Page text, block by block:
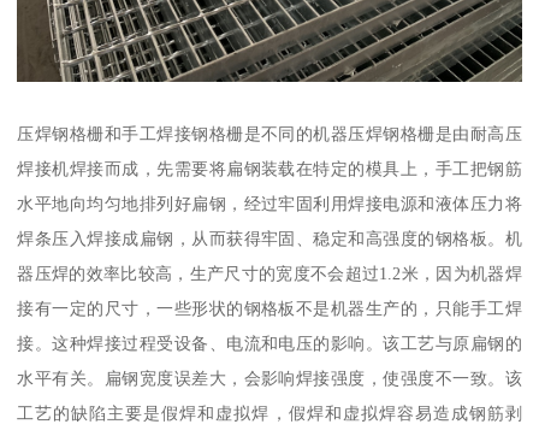
压焊钢格栅和手工焊接钢格栅是不同的机器压焊钢格栅是由耐高压
焊接机焊接而成，先需要将扁钢装载在特定的模具上，手工把钢筋
水平地向均匀地排列好扁钢，经过牢固利用焊接电源和液体压力将
焊条压入焊接成扁钢，从而获得牢固、稳定和高强度的钢格板。机
器压焊的效率比较高，生产尺寸的宽度不会超过1.2米，因为机器焊
接有一定的尺寸，一些形状的钢格板不是机器生产的，只能手工焊
接。这种焊接过程受设备、电流和电压的影响。该工艺与原扁钢的
水平有关。扁钢宽度误差大，会影响焊接强度，使强度不一致。该
工艺的缺陷主要是假焊和虚拟焊，假焊和虚拟焊容易造成钢筋剥